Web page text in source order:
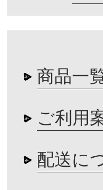
商品一
ご利用
配送に